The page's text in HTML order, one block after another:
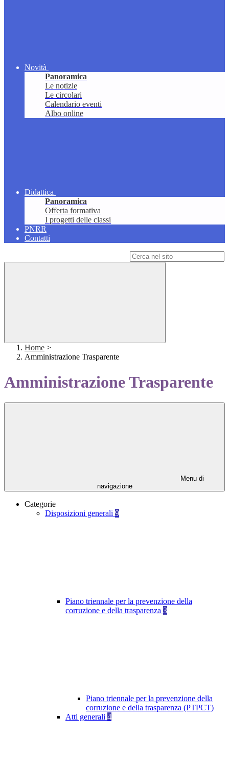
Novità
Panoramica
Le notizie
Le circolari
Calendario eventi
Albo online
Didattica
Panoramica
Offerta formativa
I progetti delle classi
PNRR
Contatti
Home >
Amministrazione Trasparente
Amministrazione Trasparente
Menu di
navigazione
Categorie
Disposizioni generali 9
Piano triennale per la prevenzione della
corruzione e della trasparenza 3
Piano triennale per la prevenzione della
corruzione e della trasparenza (PTPCT)
Atti generali 4